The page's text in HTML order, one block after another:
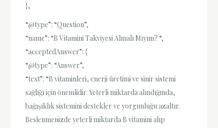
},
“@type”: “Question”,
“name”: “B Vitamini Takviyesi Almalı Mıyım? “,
“acceptedAnswer”: {
“@type”: “Answer”,
“text”: “B vitaminleri, enerji üretimi ve sinir sistemi
sağlığı için önemlidir. Yeterli miktarda alındığında,
bağışıklık sistemini destekler ve yorgunluğu azaltır.
Beslenmenizde yeterli miktarda B vitamini alıp